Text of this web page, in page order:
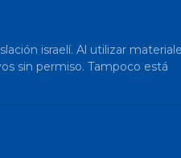
israelí. Al utilizar
sin permiso. Tampoco está